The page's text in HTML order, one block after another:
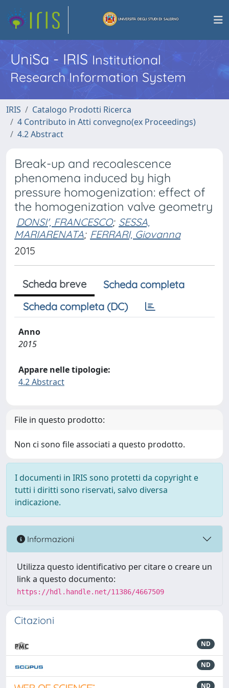
UniSa - IRISInstitutional
Research Information System
IRIS
Catalogo Prodotti Ricerca
4 Contributo in Atti convegno(ex Proceedings)
4.2 Abstract
Break-up and recoalescence
phenomena induced by high
pressure homogenization: effect of
the homogenization valve geometry
DONSI', FRANCESCO; SESSA,
MARIARENATA; FERRARI, Giovanna
2015
Scheda breve
Scheda completa
Scheda completa (DC)
Anno
2015
Appare nelle tipologie:
4.2 Abstract
File in questo prodotto:
Non ci sono file associati a questo prodotto.
I documenti in IRIS sono protetti da copyright e
tutti i diritti sono riservati, salvo diversa
indicazione.
Informazioni
Utilizza questo identificativo per citare o creare un
link a questo documento:
https://hdl.handle.net/11386/4667509
Citazioni
ND
ND
ND